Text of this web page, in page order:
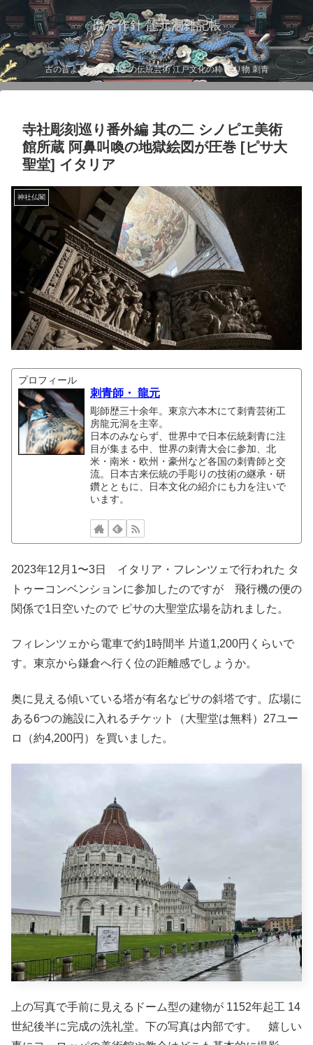
磨斧作針 龍元洞雑記帳
古の昔より伝わる日本の伝統芸術 江戸文化の粋 彫り物 刺青
寺社彫刻巡り番外編 其の二 シノピエ美術
館所蔵 阿鼻叫喚の地獄絵図が圧巻 [ピサ大
聖堂] イタリア
神社仏閣
プロフィール
刺青師・ 龍元
彫師歴三十余年。東京六本木にて刺青芸術工
房龍元洞を主宰。
日本のみならず、世界中で日本伝統刺青に注
目が集まる中、世界の刺青大会に参加、北
米・南米・欧州・豪州など各国の刺青師と交
流。日本古来伝統の手彫りの技術の継承・研
鑽とともに、日本文化の紹介にも力を注いで
います。
2023年12月1〜3日 イタリア・フレンツェで行われた タ
トゥーコンベンションに参加したのですが 飛行機の便の
関係で1日空いたので ピサの大聖堂広場を訪れました。
フィレンツェから電車で約1時間半 片道1,200円くらいで
す。東京から鎌倉へ行く位の距離感でしょうか。
奥に見える傾いている塔が有名なピサの斜塔です。広場に
ある6つの施設に入れるチケット（大聖堂は無料）27ユー
ロ（約4,200円）を買いました。
上の写真で手前に見えるドーム型の建物が 1152年起工 14
世紀後半に完成の洗礼堂。下の写真は内部です。 嬉しい